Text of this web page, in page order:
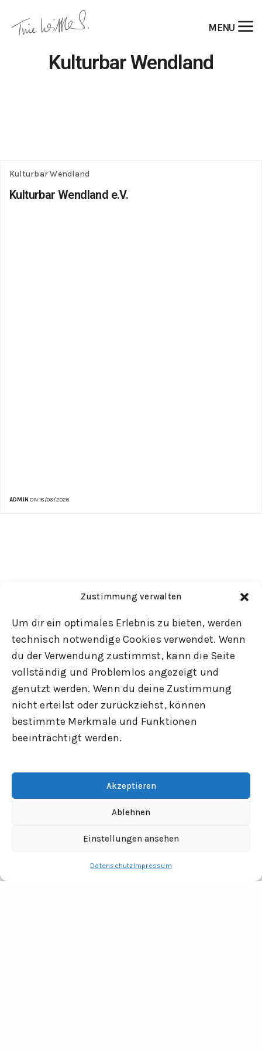
Zustimmung verwalten
Um dir ein optimales Erlebnis zu bieten, werden
technisch notwendige Cookies verwendet. Wenn
du der Verwendung zustimmst, kann die Seite
vollständig und Problemlos angezeigt und
genutzt werden. Wenn du deine Zustimmung
nicht erteilst oder zurückziehst, können
bestimmte Merkmale und Funktionen
beeinträchtigt werden.
Akzeptieren
Ablehnen
Einstellungen ansehen
DatenschutzImpressum
MENU
Kulturbar Wendland
Kulturbar Wendland
Kulturbar Wendland e.V.
ADMIN ON 18/03/2026